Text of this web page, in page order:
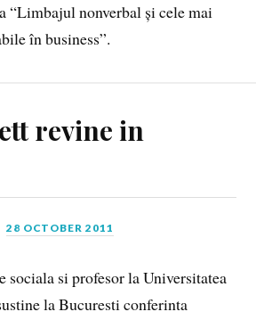
“Limbajul nonverbal și cele mai
în business”.
revine in
28 OCTOBER 2011
sociala si profesor la Universitatea
la Bucuresti conferinta